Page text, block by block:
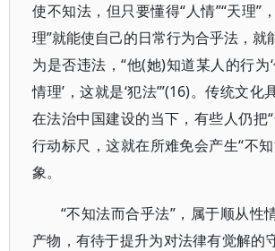
使不知法，但只要懂得“人情”“天理”
理”就能使自己的日常行为合乎法，就
为是否违法，“他(她)知道某人的行为‘
情理’，这就是‘犯法’”(16)。传统文化
在法治中国建设的当下，有些人仍把
行动标尺，这就在所难免会产生“不
象。
“不知法而合乎法”，属于顺从性
产物，有待于提升为对法律有觉解的